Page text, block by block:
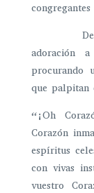
adoración
procurando
que palpitan
“¡Oh
Corazón
espíritus
con vivas
vuestro